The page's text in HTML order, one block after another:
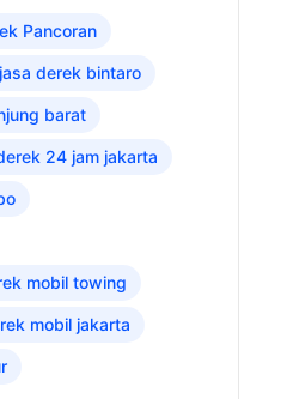
Pancoran
jasa derek bintaro
barat
24 jam jakarta
mobil towing
mobil jakarta